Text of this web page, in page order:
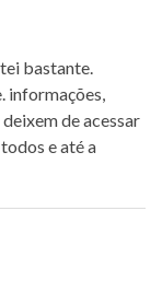
bastante.
informações,
de acessar
e até a